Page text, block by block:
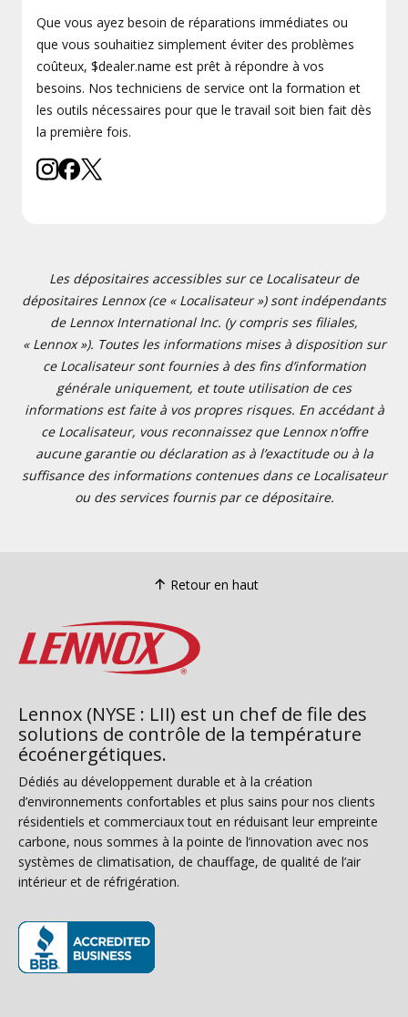
Que vous ayez besoin de réparations immédiates ou
que vous souhaitiez simplement éviter des problèmes
coûteux, $dealer.name est prêt à répondre à vos
besoins. Nos techniciens de service ont la formation et
les outils nécessaires pour que le travail soit bien fait dès
la première fois.
Les dépositaires accessibles sur ce Localisateur de
dépositaires Lennox (ce « Localisateur ») sont indépendants
de Lennox International Inc. (y compris ses filiales,
« Lennox »). Toutes les informations mises à disposition sur
ce Localisateur sont fournies à des fins d’information
générale uniquement, et toute utilisation de ces
informations est faite à vos propres risques. En accédant à
ce Localisateur, vous reconnaissez que Lennox n’offre
aucune garantie ou déclaration as à l’exactitude ou à la
suffisance des informations contenues dans ce Localisateur
ou des services fournis par ce dépositaire.
Retour en haut
Lennox (NYSE : LII) est un chef de file des
solutions de contrôle de la température
écoénergétiques.
Dédiés au développement durable et à la création
d’environnements confortables et plus sains pour nos clients
résidentiels et commerciaux tout en réduisant leur empreinte
carbone, nous sommes à la pointe de l’innovation avec nos
systèmes de climatisation, de chauffage, de qualité de l’air
intérieur et de réfrigération.